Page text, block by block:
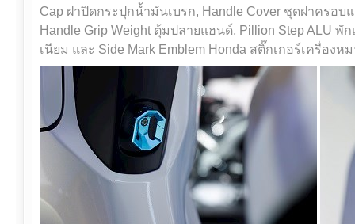
Cap ฝาปิดกระปุกน้ำมันเบรก, Handle Cover ชุดฝาครอบ
Handle Grip Weight ตุ้มปลายแฮนด์, Pillion Step ALU พั
เนียม และ Side Mark Emblem Honda สติ๊กเกอร์เครื่องห